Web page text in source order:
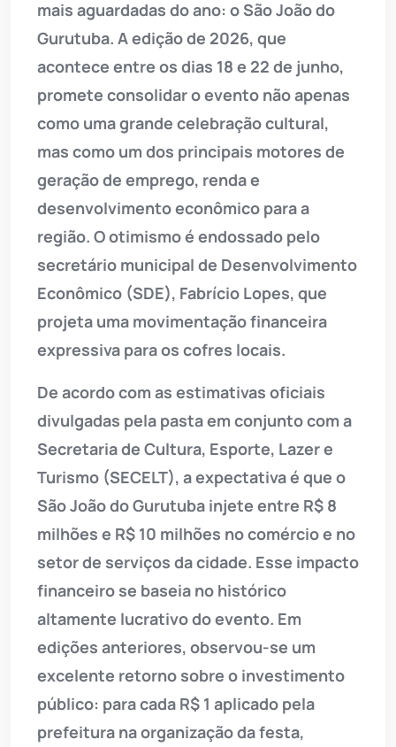
mais aguardadas do ano: o São João do
Gurutuba. A edição de 2026, que
acontece entre os dias 18 e 22 de junho,
promete consolidar o evento não apenas
como uma grande celebração cultural,
mas como um dos principais motores de
geração de emprego, renda e
desenvolvimento econômico para a
região. O otimismo é endossado pelo
secretário municipal de Desenvolvimento
Econômico (SDE), Fabrício Lopes, que
projeta uma movimentação financeira
expressiva para os cofres locais.
De acordo com as estimativas oficiais
divulgadas pela pasta em conjunto com a
Secretaria de Cultura, Esporte, Lazer e
Turismo (SECELT), a expectativa é que o
São João do Gurutuba injete entre R$ 8
milhões e R$ 10 milhões no comércio e no
setor de serviços da cidade. Esse impacto
financeiro se baseia no histórico
altamente lucrativo do evento. Em
edições anteriores, observou-se um
excelente retorno sobre o investimento
público: para cada R$ 1 aplicado pela
prefeitura na organização da festa,